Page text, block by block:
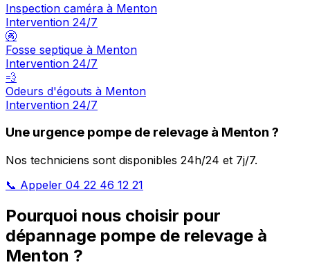
Inspection caméra à Menton
Intervention 24/7
🚱
Fosse septique à Menton
Intervention 24/7
💨
Odeurs d'égouts à Menton
Intervention 24/7
Une urgence pompe de relevage à Menton ?
Nos techniciens sont disponibles 24h/24 et 7j/7.
📞 Appeler 04 22 46 12 21
Pourquoi nous choisir pour
dépannage pompe de relevage à
Menton ?